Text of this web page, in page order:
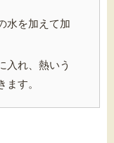
水を加えて加
入れ、熱いう
す。